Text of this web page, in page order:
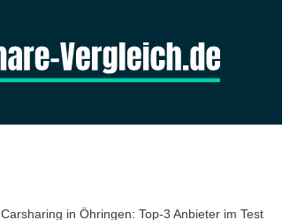
Carsharing in Öhringen: Top-3 Anbieter im Test